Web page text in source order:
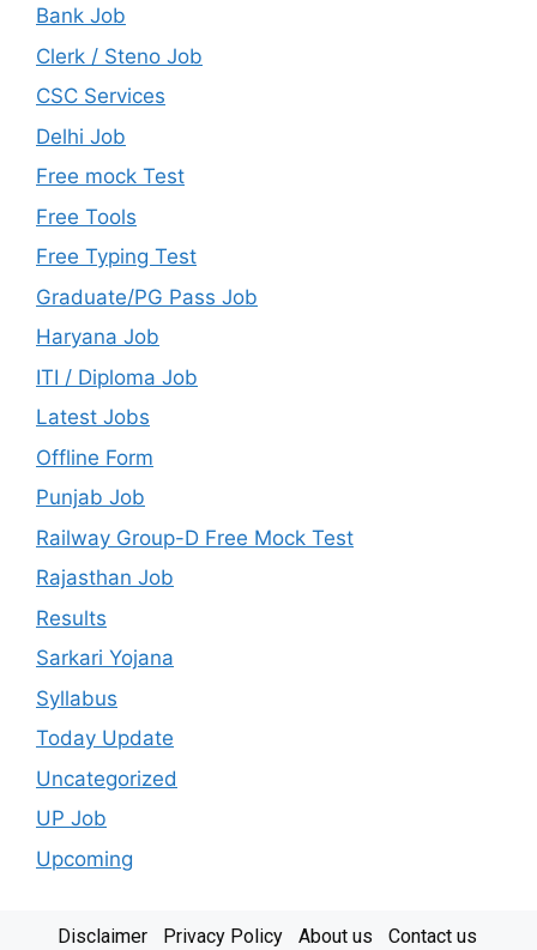
Bank Job
Clerk / Steno Job
CSC Services
Delhi Job
Free mock Test
Free Tools
Free Typing Test
Graduate/PG Pass Job
Haryana Job
ITI / Diploma Job
Latest Jobs
Offline Form
Punjab Job
Railway Group-D Free Mock Test
Rajasthan Job
Results
Sarkari Yojana
Syllabus
Today Update
Uncategorized
UP Job
Upcoming
Disclaimer Privacy Policy About us
Contact us